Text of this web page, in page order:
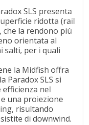
SLS presenta
ridotta (rail
che la rendono più
orientata al
salti, per i quali
la Midfish offra
Paradox SLS si
nel
una proiezione
risultando
di downwind.